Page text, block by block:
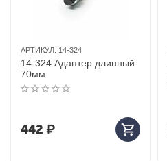
АРТИКУЛ: 14-324
14-324 Адаптер длинный
70мм
442 ₽